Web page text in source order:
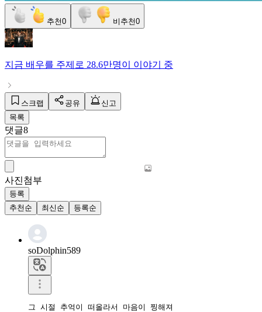
추천0 비추천0
지금 배우를 주제로 28.6만명이 이야기 중
스크랩 공유
신고
목록
댓글8
사진첨부
등록
추천순
최신순 등록순
soDolphin589
그 시절 추억이 떠올라서 마음이 찡해져